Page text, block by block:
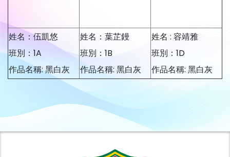
姓名：伍凱悠
班別：1A
作品名稱: 黑白灰
姓名：葉芷鏝
班別：1B
作品名稱: 黑白灰
姓名 : 容靖雅
班別：1D
作品名稱: 黑白灰